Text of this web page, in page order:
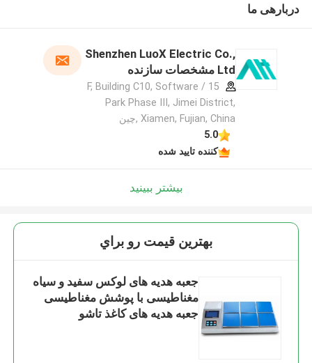
دربارهی ما
Shenzhen LuoX Electric Co.,
Ltd مشخصات سازنده
15 / F, Building C10, Software
Park Phase III, Jimei District,
Xiamen, Fujian, China ,چین
5.0
کننده تایید شده
بیشتر ببینید
بهترين قيمت رو براي
جعبه هدیه های لوکس سفید و سیاه
مغناطیسی با پوشش مغناطیسی
جعبه هدیه های کاغذ تاشو